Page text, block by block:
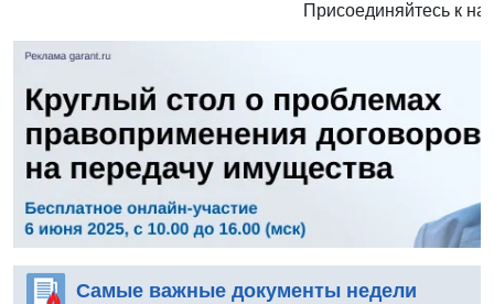
Присоединяйтесь к
Самые важные документы недели